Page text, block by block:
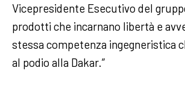
Vicepresidente Esecutivo del
prodotti che incarnano libertà e
stessa competenza ingegneristica
al podio alla Dakar.”